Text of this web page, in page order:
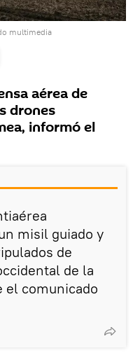
multimedia
aérea de
drones
informó el
misil guiado y
de
de la
el comunicado